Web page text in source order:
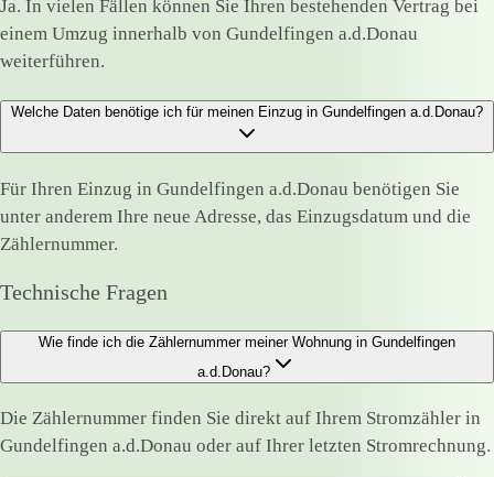
Ja. In vielen Fällen können Sie Ihren bestehenden Vertrag bei
einem Umzug innerhalb von Gundelfingen a.d.Donau
weiterführen.
Welche Daten benötige ich für meinen Einzug in Gundelfingen a.d.Donau?
Für Ihren Einzug in Gundelfingen a.d.Donau benötigen Sie
unter anderem Ihre neue Adresse, das Einzugsdatum und die
Zählernummer.
Technische Fragen
Wie finde ich die Zählernummer meiner Wohnung in Gundelfingen
a.d.Donau?
Die Zählernummer finden Sie direkt auf Ihrem Stromzähler in
Gundelfingen a.d.Donau oder auf Ihrer letzten Stromrechnung.